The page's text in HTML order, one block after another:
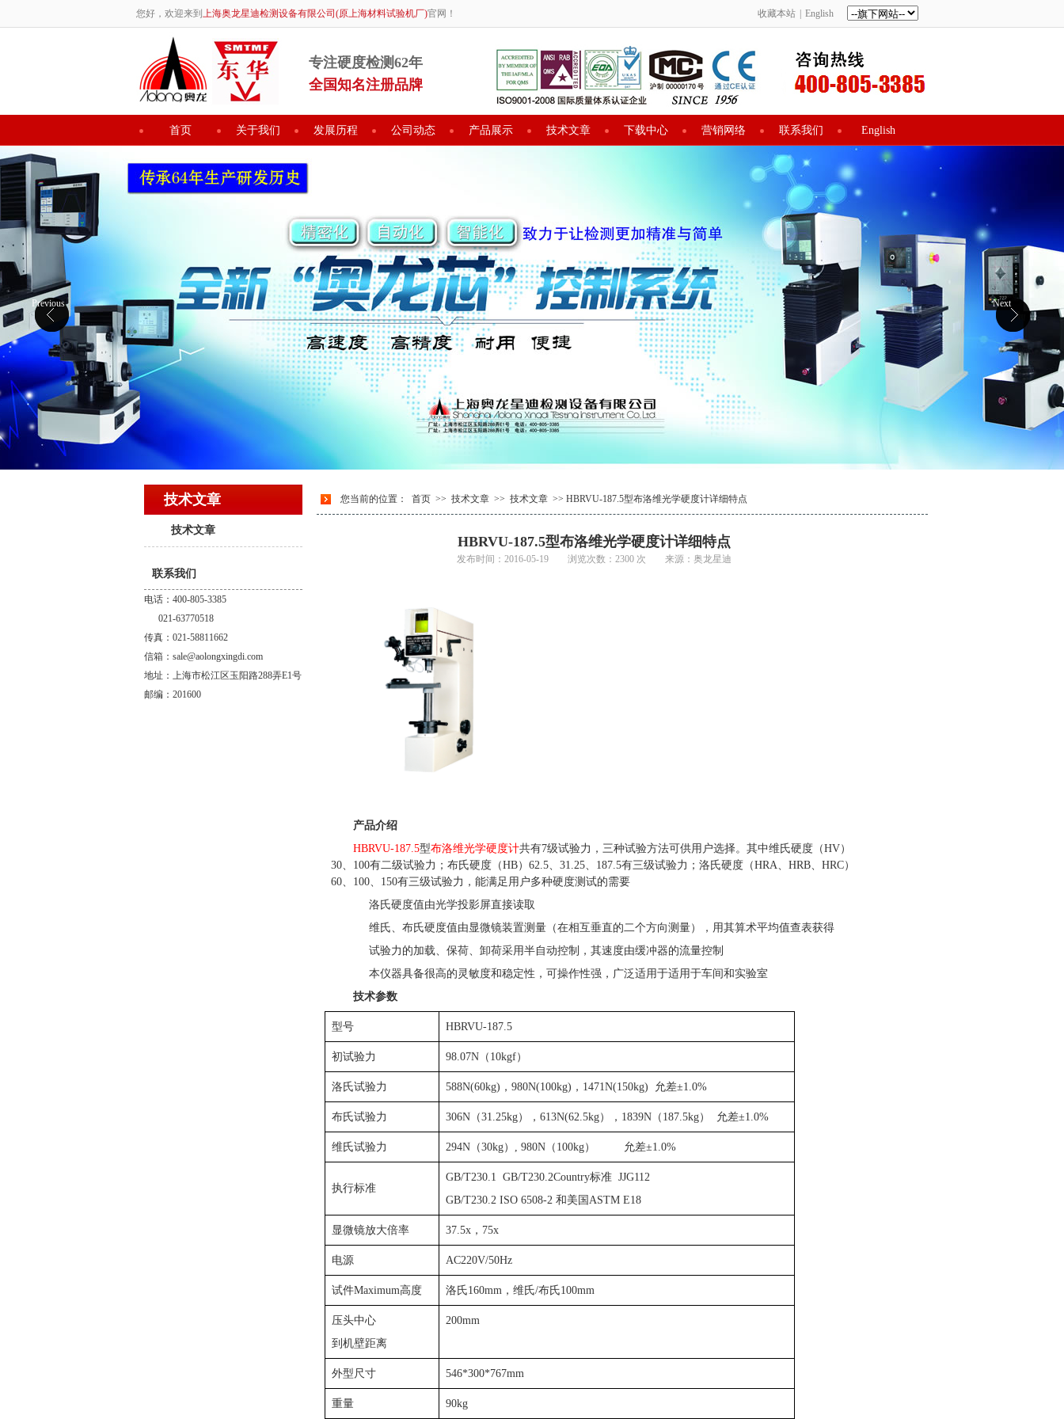
您好，欢迎来到 上海奥龙星迪检测设备有限公司(原上海材料试验机厂)官网！ 收藏本站 English
专注硬度检测62年
全国知名注册品牌
首页 关于我们 发展历程 公司动态 产品展示 技术文章 下载中心 营销网络 联系我们 English
Previous Next
技术文章
技术文章
联系我们
电话：400-805-3385
021-63770518
传真：021-58811662
信箱：sale@aolongxingdi.com
地址：上海市松江区玉阳路288弄E1号
邮编：201600
您当前的位置： 首页 >> 技术文章 >> 技术文章 >> HBRVU-187.5型布洛维光学硬度计详细特点
HBRVU-187.5型布洛维光学硬度计详细特点
发布时间：2016-05-19 浏览次数：2300 次 来源：奥龙星迪
产品介绍
HBRVU-187.5型布洛维光学硬度计共有7级试验力，三种试验方法可供用户选择。其中维氏硬度（HV）
30、 100有二级试验力；布氏硬度（HB） 62.5、 31.25、 187.5有三级试验力；洛氏硬度（HRA、 HRB、 HRC）
60、 100、 150有三级试验力，能满足用户多种硬度测试的需要
洛氏硬度值由光学投影屏直接读取
维氏、布氏硬度值由显微镜装置测量（在相互垂直的二个方向测量），用其算术平均值查表获得
试验力的加载、保荷、卸荷采用半自动控制，其速度由缓冲器的流量控制
本仪器具备很高的灵敏度和稳定性，可操作性强，广泛适用于适用于车间和实验室
技术参数
型号 HBRVU-187.5
初试验力 98.07N （ 10kgf）
洛氏试验力 588N(60kg) ， 980N(100kg) ， 1471N(150kg) 允差±1.0%
布氏试验力 306N （31.25kg）， 613N(62.5kg）， 1839N （ 187.5kg） 允差±1.0%
维氏试验力 294N （30kg） , 980N （ 100kg） 允差±1.0%
执行标准
GB/T230.1 GB/T230.2Country标准 JJG112
GB/T230.2 ISO 6508-2 和美国 ASTM E18
显微镜放大倍率 37.5x ， 75x
电源 AC220V/50Hz
试件Maximum高度 洛氏160mm ，维氏/布氏100mm
压头中心
到机壁距离
200mm
外型尺寸 546*300*767mm
重量 90kg